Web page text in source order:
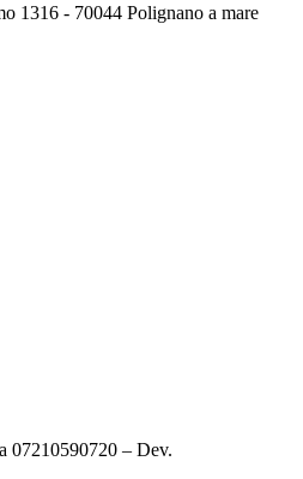
1316 - 70044 Polignano a mare
07210590720 – Dev.